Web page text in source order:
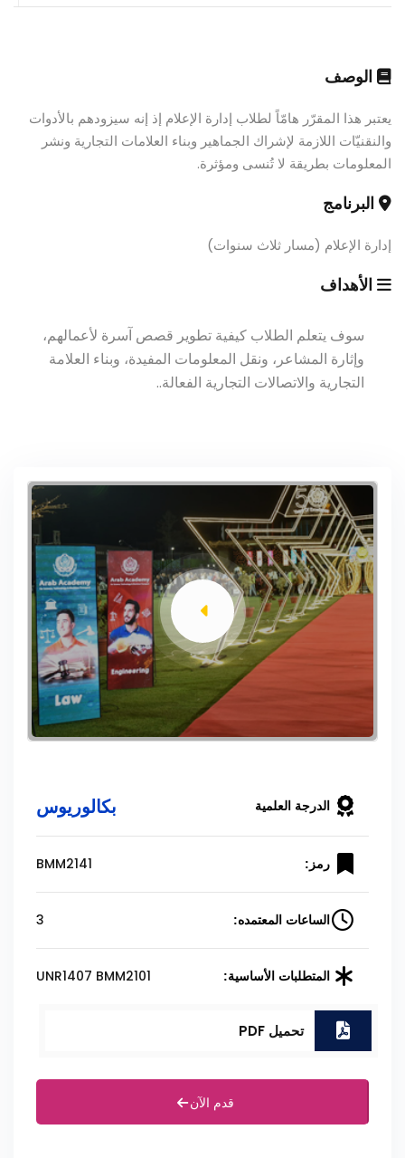
الوصف
يعتبر هذا المقرّر هامّاً لطلاب إدارة الإعلام إذ إنه سيزودهم بالأدوات
والنقنيّات اللازمة لإشراك الجماهير وبناء العلامات التجارية ونشر
المعلومات بطريقة لا تُنسى ومؤثرة.
البرنامج
إدارة الإعلام (مسار ثلاث سنوات)
الأهداف
سوف يتعلم الطلاب كيفية تطوير قصص آسرة لأعمالهم،
وإثارة المشاعر، ونقل المعلومات المفيدة، وبناء العلامة
التجارية والاتصالات التجارية الفعالة..
الدرجة العلمية بكالوريوس
رمز: BMM2141
الساعات المعتمده: 3
المتطلبات الأساسية: UNR1407 BMM2101
تحميل PDF
قدم الآن